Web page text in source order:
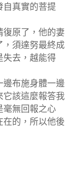
自真實的菩提
原了，他的妻
，須達努最終成
失去，越能得
邊布施身體一邊
它該這麼報答我
毫無回報之心
在的，所以他後